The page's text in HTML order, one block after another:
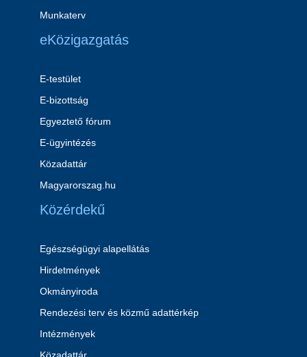
Munkaterv
eKözigazgatás
E-testület
E-bizottság
Egyeztető fórum
E-ügyintézés
Közadattár
Magyarorszag.hu
Közérdekű
Egészségügyi alapellátás
Hirdetmények
Okmányiroda
Rendezési terv és közmű adattérkép
Intézmények